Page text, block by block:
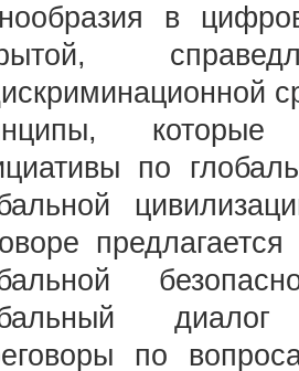
в
которые
по
по